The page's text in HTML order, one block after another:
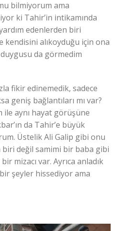
bilmiyorum ama
ki Tahir’in intikamında
edenlerden biri
kendisini alıkoyduğu için ona
da görmedim
fikir edinemedik, sadece
geniş bağlantıları mı var?
aynı hayat görüşüne
da Tahir’e büyük
Üstelik Ali Galip gibi onu
biri değil samimi bir baba gibi
mizacı var. Ayrıca anladık
şeyler hissediyor ama